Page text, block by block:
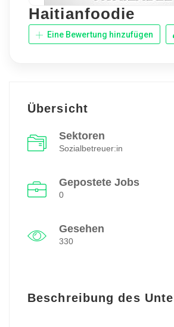
Haitianfoodie
Eine Bewertung hinzufügen
Übersicht
Sektoren
Sozialbetreuer:in
Gepostete Jobs
0
Gesehen
330
Beschreibung des